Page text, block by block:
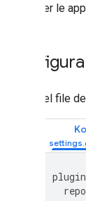
Per le
Nel file